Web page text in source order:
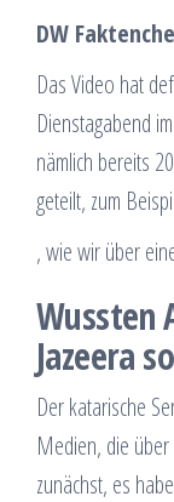
DW
Das Video hat
Dienstagabend
nämlich bereits
geteilt, zum
, wie wir über
Wussten
Jazeera
Der katarische
Medien, die
zunächst, es